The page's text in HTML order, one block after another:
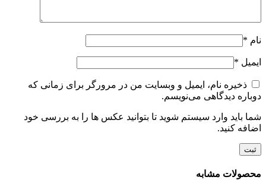
نام *
ایمیل *
ذخیره نام، ایمیل و وبسایت من در مرورگر برای زمانی که
دوباره دیدگاهی می‌نویسم.
شما باید وارد سیستم شوید تا بتوانید عکس ها را به بررسی خود
اضافه کنید.
محصولات مشابه